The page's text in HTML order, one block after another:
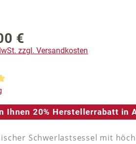
€
zzgl. Versandkosten
Bewertung von 5 von 5
Ihnen 20% Herstellerrabatt in
Schwerlastsessel mit